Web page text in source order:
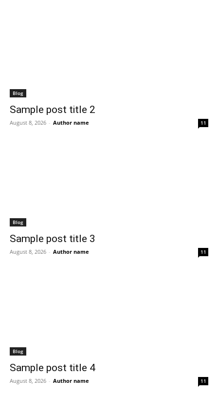
Blog
Sample post title 2
Author name
-
August 8, 2026 11
Blog
Sample post title 3
Author name
-
August 8, 2026 11
Blog
Sample post title 4
Author name
-
August 8, 2026 11